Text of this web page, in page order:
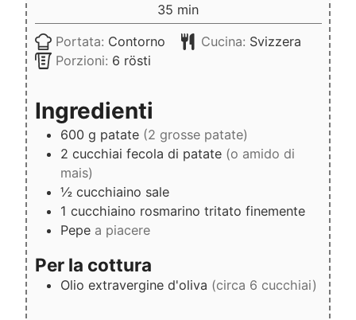
35 minuti
min
Portata: Contorno Cucina: Svizzera
Porzioni: 6 rösti
Ingredienti
600 g patate (2 grosse patate)
2 cucchiai fecola di patate (o amido di
mais)
½ cucchiaino sale
1 cucchiaino rosmarino tritato finemente
Pepe a piacere
Per la cottura
Olio extravergine d'oliva (circa 6 cucchiai)